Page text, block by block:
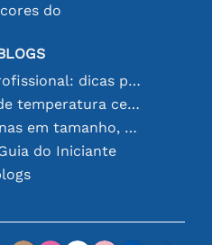
do
Soldando como um profissional: dicas para conexões eletrônicas perfeitas
Escolhendo o sensor de temperatura certo [youtube]
Baterias 18650: Pequenas em tamanho, grandes em desempenho
do Iniciante